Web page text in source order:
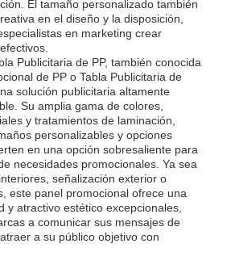
ignífugo
el tablero de la construcción
PP
El tamaño personalizado también
en el diseño y la disposición,
en marketing crear
Publicitaria de PP, también conocida
de PP o Tabla Publicitaria de
solución publicitaria altamente
Su amplia gama de colores,
y tratamientos de laminación,
personalizables y opciones
en una opción sobresaliente para
necesidades promocionales. Ya sea
señalización exterior o
este panel promocional ofrece una
y atractivo estético excepcionales,
a comunicar sus mensajes de
a su público objetivo con